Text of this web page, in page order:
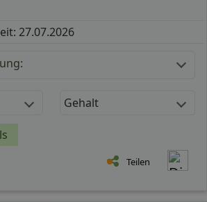
27.07.2026
Gehalt
Teilen